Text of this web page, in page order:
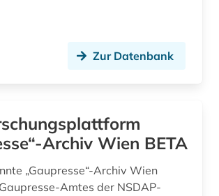
Zur Datenbank
Archiv Wien BETA
„Gaupresse“-Archiv Wien
Amtes der NSDAP-